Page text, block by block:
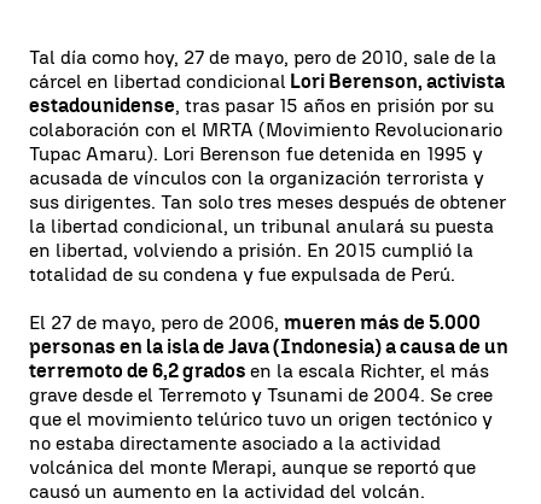
Tal día como hoy, 27 de mayo, pero de 2010, sale de la
cárcel en libertad condicional Lori Berenson, activista
estadounidense, tras pasar 15 años en prisión por su
colaboración con el MRTA (Movimiento Revolucionario
Tupac Amaru). Lori Berenson fue detenida en 1995 y
acusada de vínculos con la organización terrorista y
sus dirigentes. Tan solo tres meses después de obtener
la libertad condicional, un tribunal anulará su puesta
en libertad, volviendo a prisión. En 2015 cumplió la
totalidad de su condena y fue expulsada de Perú.
El 27 de mayo, pero de 2006, mueren más de 5.000
personas en la isla de Java (Indonesia) a causa de un
terremoto de 6,2 grados en la escala Richter, el más
grave desde el Terremoto y Tsunami de 2004. Se cree
que el movimiento telúrico tuvo un origen tectónico y
no estaba directamente asociado a la actividad
volcánica del monte Merapi, aunque se reportó que
causó un aumento en la actividad del volcán.